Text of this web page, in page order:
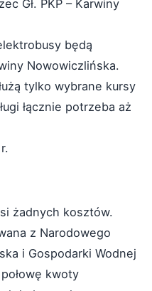
Gł. PKP – Karwiny
będą
Nowowiczlińska.
tylko wybrane kursy
łącznie potrzeba aż
żadnych kosztów.
z Narodowego
i Gospodarki Wodnej
kwoty